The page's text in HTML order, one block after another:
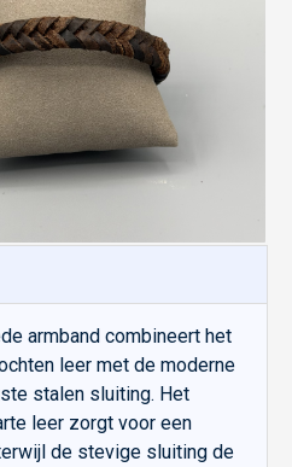
armband combineert het
leer met de moderne
stalen sluiting. Het
leer zorgt voor een
de stevige sluiting de